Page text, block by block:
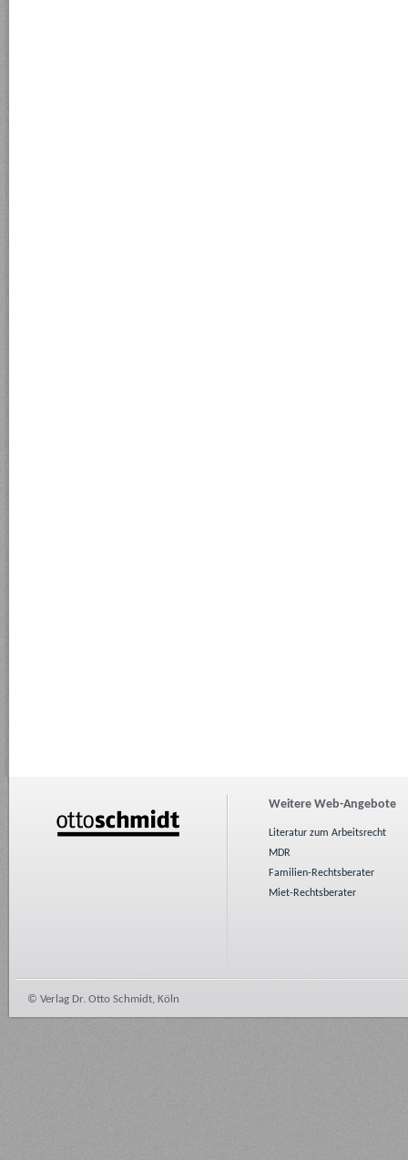
Weitere Web-Angebote
Literatur zum Arbeitsrecht
MDR
Familien-Rechtsberater
Miet-Rechtsberater
© Verlag Dr. Otto Schmidt, Köln